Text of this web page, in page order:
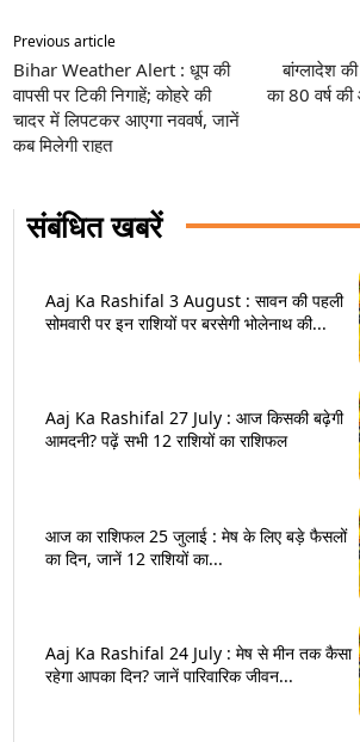
Previous article
Bihar Weather Alert : धूप की
वापसी पर टिकी निगाहें; कोहरे की
चादर में लिपटकर आएगा नववर्ष, जानें
कब मिलेगी राहत
बांग्लादेश
का 80 वर्ष
संबंधित खबरें
Aaj Ka Rashifal 3 August : सावन की पहली
सोमवारी पर इन राशियों पर बरसेगी भोलेनाथ की...
Aaj Ka Rashifal 27 July : आज किसकी बढ़ेगी
आमदनी? पढ़ें सभी 12 राशियों का राशिफल
आज का राशिफल 25 जुलाई : मेष के लिए बड़े फैसलों
का दिन, जानें 12 राशियों का...
Aaj Ka Rashifal 24 July : मेष से मीन तक कैसा
रहेगा आपका दिन? जानें पारिवारिक जीवन...